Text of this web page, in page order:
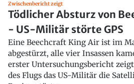
Zwischenbericht zeigt
Tödlicher Absturz von
- US-Militär störte GPS
Eine Beechcraft King Air ist im
abgestürzt, alle vier Insassen
erster Untersuchungsbericht
des Flugs das US-Militär die